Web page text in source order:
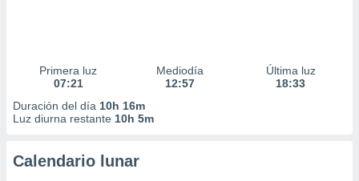
Primera luz
07:21
Mediodía
12:57
Última luz
18:33
Duración del día 10h 16m
Luz diurna restante 10h 5m
Calendario lunar